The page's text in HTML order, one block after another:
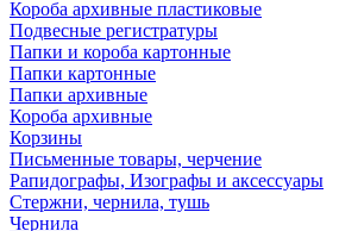
Короба архивные пластиковые
Подвесные регистратуры
Папки и короба картонные
Папки картонные
Папки архивные
Короба архивные
Корзины
Письменные товары, черчение
Рапидографы, Изографы и аксессуары
Стержни, чернила, тушь
Чернила